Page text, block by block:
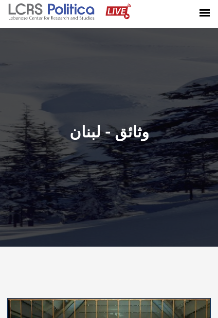
وثائق - لبنان